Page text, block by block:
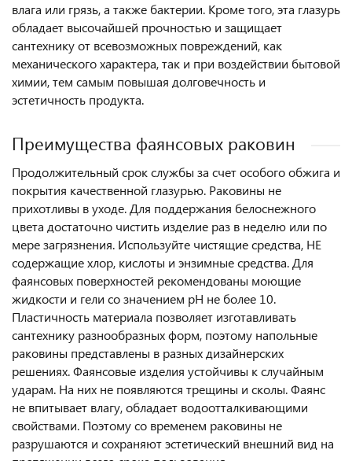
влага или грязь, а также бактерии. Кроме того, эта глазурь
обладает высочайшей прочностью и защищает
сантехнику от всевозможных повреждений, как
механического характера, так и при воздействии бытовой
химии, тем самым повышая долговечность и
эстетичность продукта.
Преимущества фаянсовых раковин
Продолжительный срок службы за счет особого обжига и
покрытия качественной глазурью. Раковины не
прихотливы в уходе. Для поддержания белоснежного
цвета достаточно чистить изделие раз в неделю или по
мере загрязнения. Используйте чистящие средства, НЕ
содержащие хлор, кислоты и энзимные средства. Для
фаянсовых поверхностей рекомендованы моющие
жидкости и гели со значением pH не более 10.
Пластичность материала позволяет изготавливать
сантехнику разнообразных форм, поэтому напольные
раковины представлены в разных дизайнерских
решениях. Фаянсовые изделия устойчивы к случайным
ударам. На них не появляются трещины и сколы. Фаянс
не впитывает влагу, обладает водоотталкивающими
свойствами. Поэтому со временем раковины не
разрушаются и сохраняют эстетический внешний вид на